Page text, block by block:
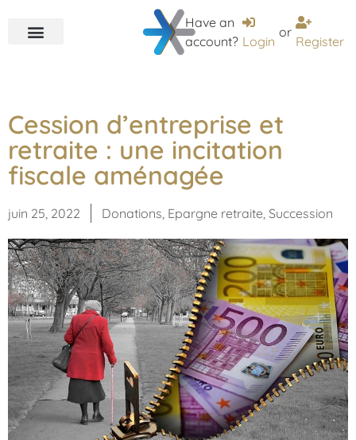
Have an
account? Login
or
Register
Cession d’entreprise et
retraite : une incitation
fiscale aménagée
juin 25, 2022 Donations Epargne retraite Succession